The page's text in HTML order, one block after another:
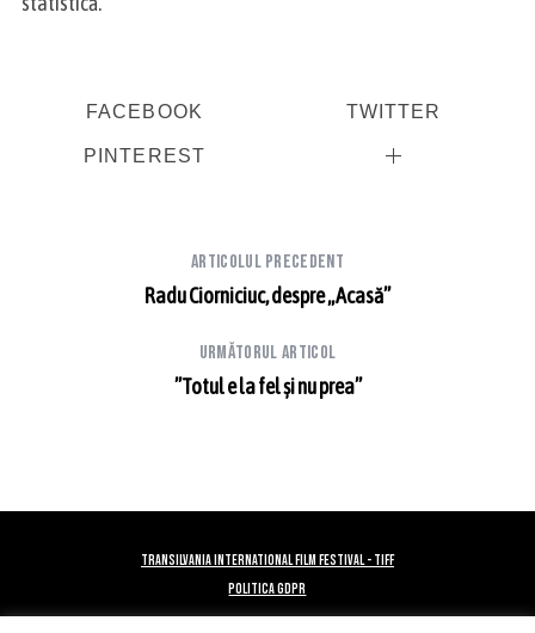
FACEBOOK TWITTER
PINTEREST
Articolul precedent
Radu Ciorniciuc, despre „Acasă”
Următorul articol
”Totul e la fel și nu prea”
TRANSILVANIA INTERNATIONAL FILM FESTIVAL - TIFF
POLITICA GDPR